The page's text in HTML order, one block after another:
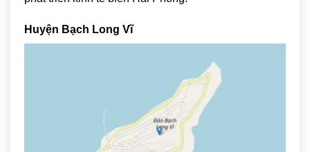
Huyện Bạch Long Vĩ